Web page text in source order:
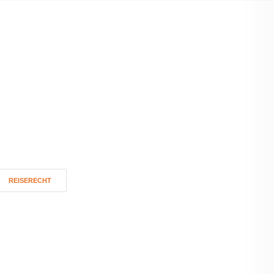
REISERECHT